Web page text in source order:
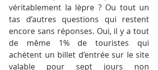
véritablement la lèpre ? Ou tout un
tas d’autres questions qui restent
encore sans réponses. Oui, il y a tout
de même 1% de touristes qui
achètent un billet d’entrée sur le site
valable pour sept jours non